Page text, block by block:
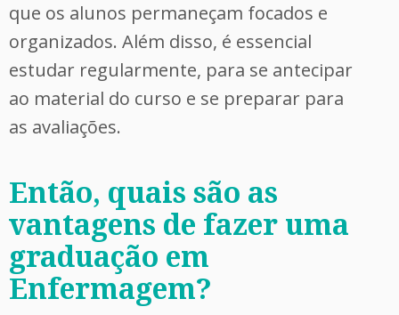
que os alunos permaneçam focados e
organizados. Além disso, é essencial
estudar regularmente, para se antecipar
ao material do curso e se preparar para
as avaliações.
Então, quais são as
vantagens de fazer uma
graduação em
Enfermagem?